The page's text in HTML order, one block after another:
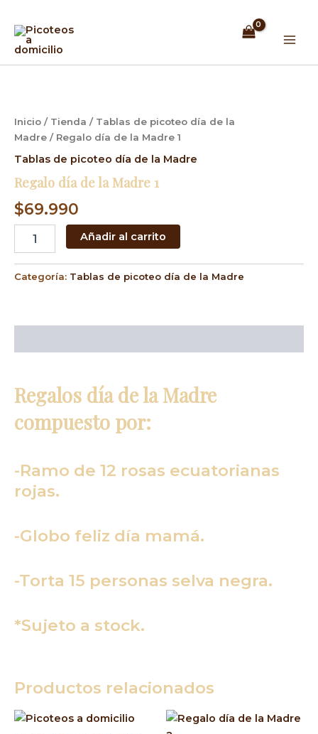
contenido
Inicio / Tienda / Tablas de picoteo día de la
Madre / Regalo día de la Madre 1
Tablas de picoteo día de la Madre
Regalo día de la Madre 1
$69.990
Madre
1
cantidad
Añadir al carrito
Categoría: Tablas de picoteo día de la Madre
Regalos día de la Madre
compuesto por:
-Ramo de 12 rosas ecuatorianas
rojas.
-Globo feliz día mamá.
-Torta 15 personas selva negra.
*Sujeto a stock.
Productos relacionados